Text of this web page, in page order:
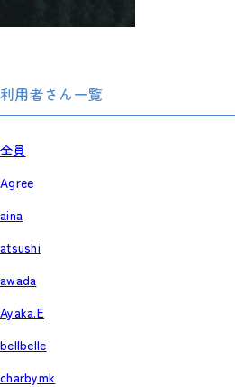
利用者さん一覧
全員
Agree
aina
atsushi
awada
Ayaka.E
bellbelle
charbymk